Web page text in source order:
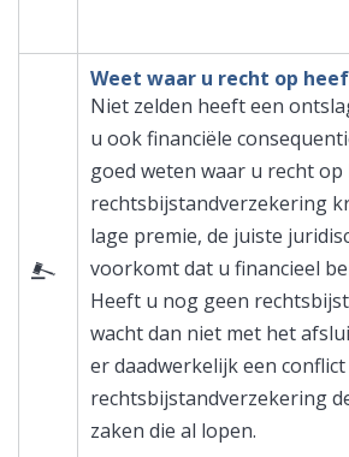
Weet waar u recht op
Niet zelden heeft een
u ook financiële
goed weten waar u recht
rechtsbijstandverzekering
lage premie, de juiste
voorkomt dat u financieel
Heeft u nog geen
wacht dan niet met het
er daadwerkelijk een conflict
rechtsbijstandverzekering
zaken die al lopen.